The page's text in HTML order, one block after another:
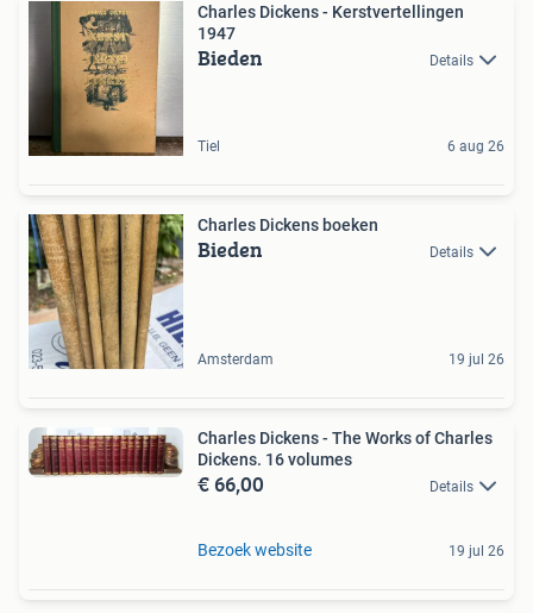
Charles Dickens - Kerstvertellingen
1947
Bieden Details
Tiel 6 aug 26
Charles Dickens boeken
Bieden Details
Amsterdam 19 jul 26
Charles Dickens - The Works of Charles
Dickens. 16 volumes
€ 66,00 Details
Bezoek website 19 jul 26